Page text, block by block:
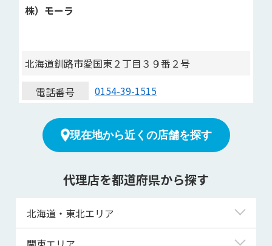
株）モーラ
北海道釧路市愛国東２丁目３９番２号
電話番号
0154-39-1515
現在地から近くの店舗を探す
代理店を都道府県から探す
北海道・東北エリア
北海道